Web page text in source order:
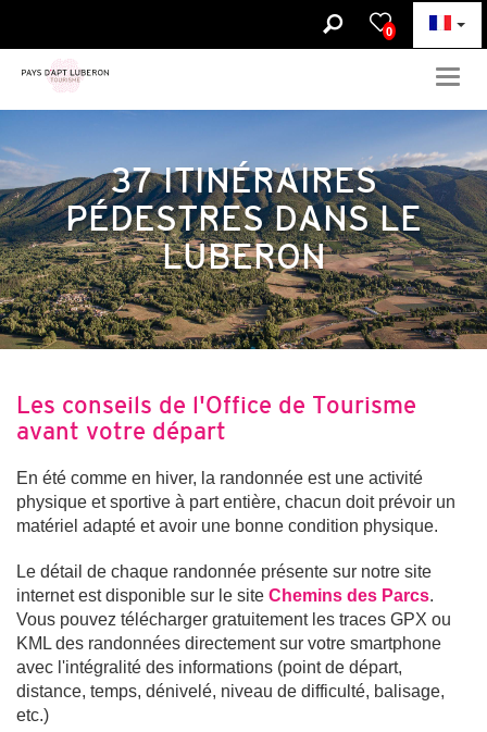
0
37 ITINÉRAIRES
PÉDESTRES DANS LE
LUBERON
Les conseils de l'Office de Tourisme
avant votre départ
En été comme en hiver, la randonnée est une activité
physique et sportive à part entière, chacun doit prévoir un
matériel adapté et avoir une bonne condition physique.
Le détail de chaque randonnée présente sur notre site
internet est disponible sur le site Chemins des Parcs.
Vous pouvez télécharger gratuitement les traces GPX ou
KML des randonnées directement sur votre smartphone
avec l'intégralité des informations (point de départ,
distance, temps, dénivelé, niveau de difficulté, balisage,
etc.)